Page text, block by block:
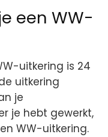
een WW-
uitkering is 24
uitkering
je
je hebt gewerkt,
WW-uitkering.